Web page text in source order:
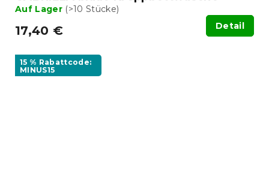
Auf Lager (>10 Stücke)
17,40 € Detail
15 % Rabattcode:
MINUS15